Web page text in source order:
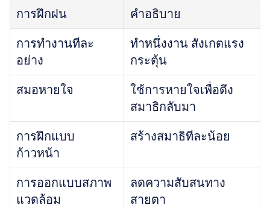
การฝึกฝน
คำอธิบาย
การทำงานทีละ
อย่าง
ทำหนึ่งงาน สังเกตแรง
กระตุ้น
สมอหายใจ
ใช้การหายใจเพื่อดึง
สมาธิกลับมา
การฝึกแบบ
ก้าวหน้า
สร้างสมาธิทีละน้อย
การออกแบบสภาพ
แวดล้อม
ลดความสับสนทาง
สายตา